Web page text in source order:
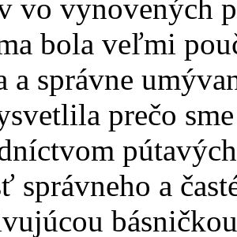
vo vynovených
bola veľmi
a správne
prečo
správneho a